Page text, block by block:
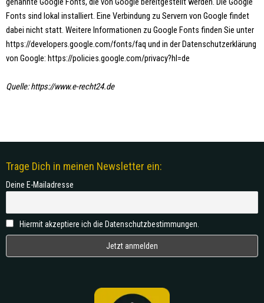
Fonts sind lokal installiert. Eine Verbindung zu Servern von Google findet
dabei nicht statt. Weitere Informationen zu Google Fonts finden Sie unter
https://developers.google.com/fonts/faq und in der Datenschutzerklärung
von Google: https://policies.google.com/privacy?hl=de
Quelle: https://www.e-recht24.de
Trage Dich in meinen Newsletter ein:
Deine E-Mailadresse
Hiermit akzeptiere ich die Datenschutzbestimmungen.